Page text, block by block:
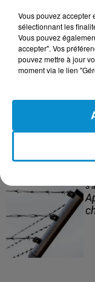
4
!
3
Vous pouvez accepter
sélectionnant les
Vous pouvez
accepter". Vos
pouvez mettre à jour
moment via le lien